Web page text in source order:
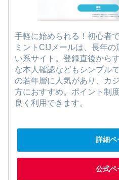
手軽に始められる！初心者
ミントC!Jメールは、長年
い系サイト。登録直後から
な本人確認などもシンプル
の若年層に人気があり、カ
方におすすめ。ポイント制
良く利用できます。
詳細ペ
公式ペ